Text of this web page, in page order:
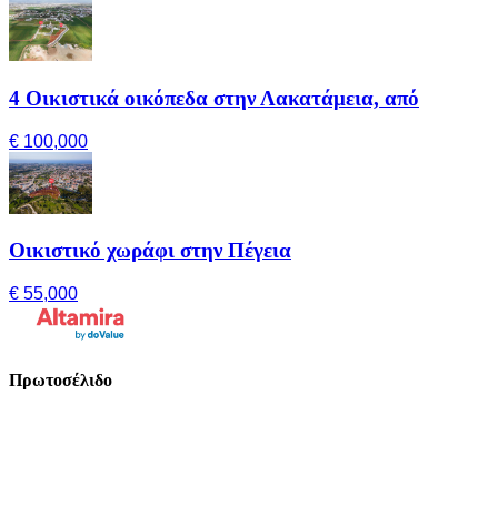
4 Οικιστικά οικόπεδα στην Λακατάμεια, από
€ 100,000
Οικιστικό χωράφι στην Πέγεια
€ 55,000
Πρωτοσέλιδο